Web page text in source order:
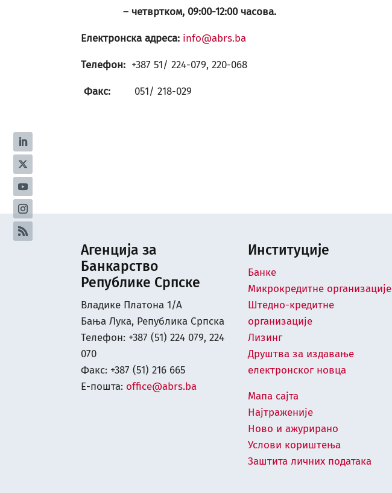
– четвртком, 09:00-12:00 часова.
Електронска адреса: info@abrs.ba
Телефон: +387 51/ 224-079, 220-068
Факс: 051/ 218-029
Агенција за
Банкарство
Републике Српске
Владике Платона 1/А
Бања Лука, Република Српска
Телефон: +387 (51) 224 079, 224
070
Факс: +387 (51) 216 665
Е-пошта: office@abrs.ba
Институције
Банке
Микрокредитне организације
Штедно-кредитне
организације
Лизинг
Друштва за издавање
електронског новца
Мапа сајта
Најтраженије
Ново и ажурирано
Услови кориштењa
Заштита личних података